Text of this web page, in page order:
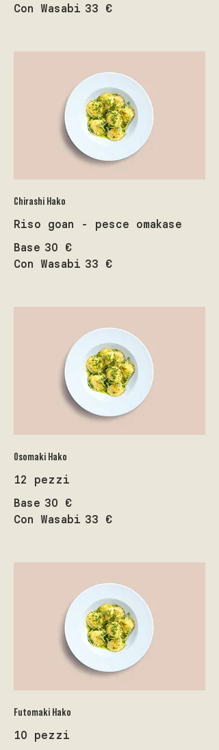
Con Wasabi 33 €
Chirashi Hako
Riso goan - pesce omakase
Base 30 €
Con Wasabi 33 €
Osomaki Hako
12 pezzi
Base 30 €
Con Wasabi 33 €
Futomaki Hako
10 pezzi